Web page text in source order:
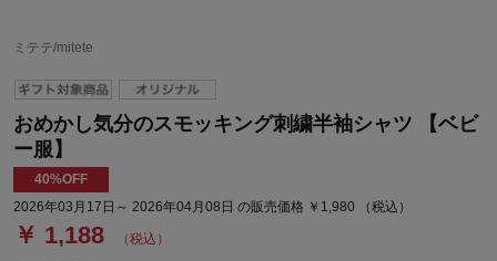
ミテテ/mitete
おめかし気分のスモッキング刺繍半袖シャツ 【ベビ
ー服】
40%OFF
2026年03月17日～ 2026年04月08日 の販売価格 ￥1,980 （税込）
￥ 1,188 （税込）